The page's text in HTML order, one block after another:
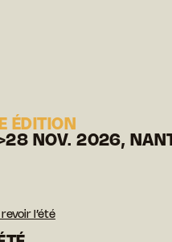
ÉDITION
NOV. 2026,
l’été